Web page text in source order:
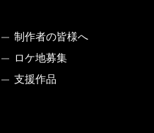
制作者の皆様へ
ロケ地募集
支援作品